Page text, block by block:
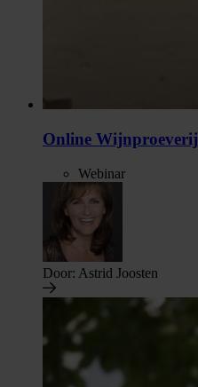
Online Wijnproeverij
Webinar
Door: Astrid Joosten